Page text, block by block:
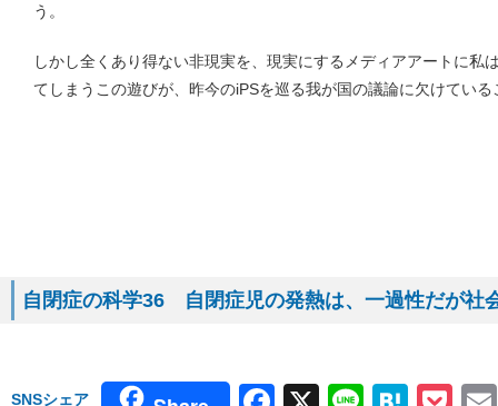
う。
しかし全くあり得ない非現実を、現実にするメディアアートに私
てしまうこの遊びが、昨今のiPSを巡る我が国の議論に欠けてい
自閉症の科学36 自閉症児の発熱は、一過性だが社
SNSシェア